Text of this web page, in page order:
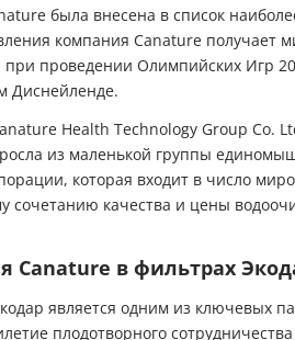
была внесена в список
компания Canature получает
при проведении Олимпийских Игр
Диснейленде.
Health Technology Group Co.
из маленькой группы
которая входит в число
сочетанию качества и цены
Canature в фильтрах
является одним из ключевых
плодотворного